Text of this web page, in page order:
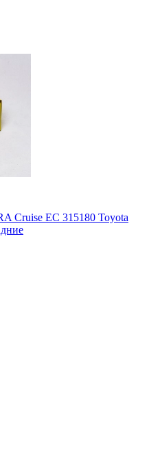
Cruise EC 315180 Toyota